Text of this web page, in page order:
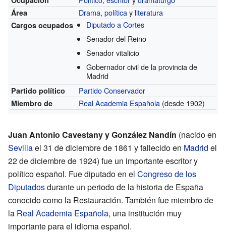
Área Drama,políticay literatura
Cargos ocupados
Diputado a Cortes
Senador del Reino
Senador vitalicio
Gobernador civil de la provincia de
Madrid
Partido político Partido Conservador
Miembro de Real Academia Española (desde 1902)
Juan Antonio Cavestany y González Nandín (nacido en
Sevillael 31 de diciembre de 1861 y fallecido en Madrid el
22 de diciembre de 1924) fue un importante escritor y
político español. Fue diputado en el Congreso de los
Diputadosdurante un periodo de la historia de España
conocido como la Restauración. También fue miembro de
la Real Academia Española, una institución muy
importante para el idioma español.